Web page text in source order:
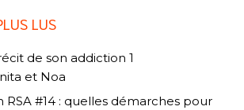
LUS
de son addiction 1
et Noa
RSA #14 : quelles démarches pour